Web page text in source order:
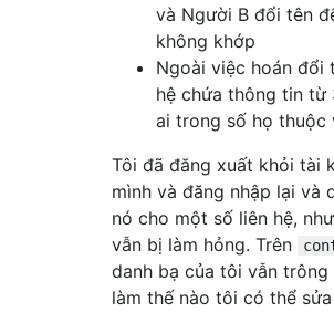
và Người B đổi tên
không khớp
Ngoài việc hoán đổi
hệ chứa thông tin từ
ai trong số họ thuộc
Tôi đã đăng xuất khỏi tài
mình và đăng nhập lại và
nó cho một số liên hệ,
vẫn bị làm hỏng. Trên
danh bạ của tôi vẫn trông
làm thế nào tôi có thể